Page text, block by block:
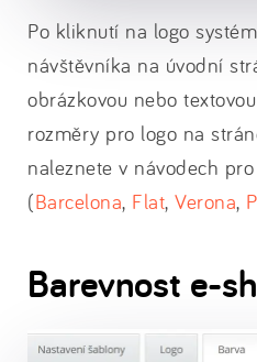
Po kliknutí na logo
návštěvníka na úvodní
obrázkovou nebo
rozměry pro logo na
naleznete v návodech
(Barcelona, Flat, Verona,
Barevnost e-